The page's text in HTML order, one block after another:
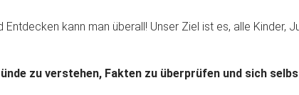
kann man überall! Unser Ziel ist es, alle Kinder,
zu verstehen, Fakten zu überprüfen und sich